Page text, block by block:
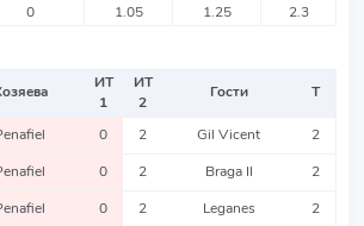
0 1.05 1.25 2.3
ИТ
1
ИТ
2
Гости Т
0 2 Gil Vicent 2
0 2 Braga II 2
0 2 Leganes 2